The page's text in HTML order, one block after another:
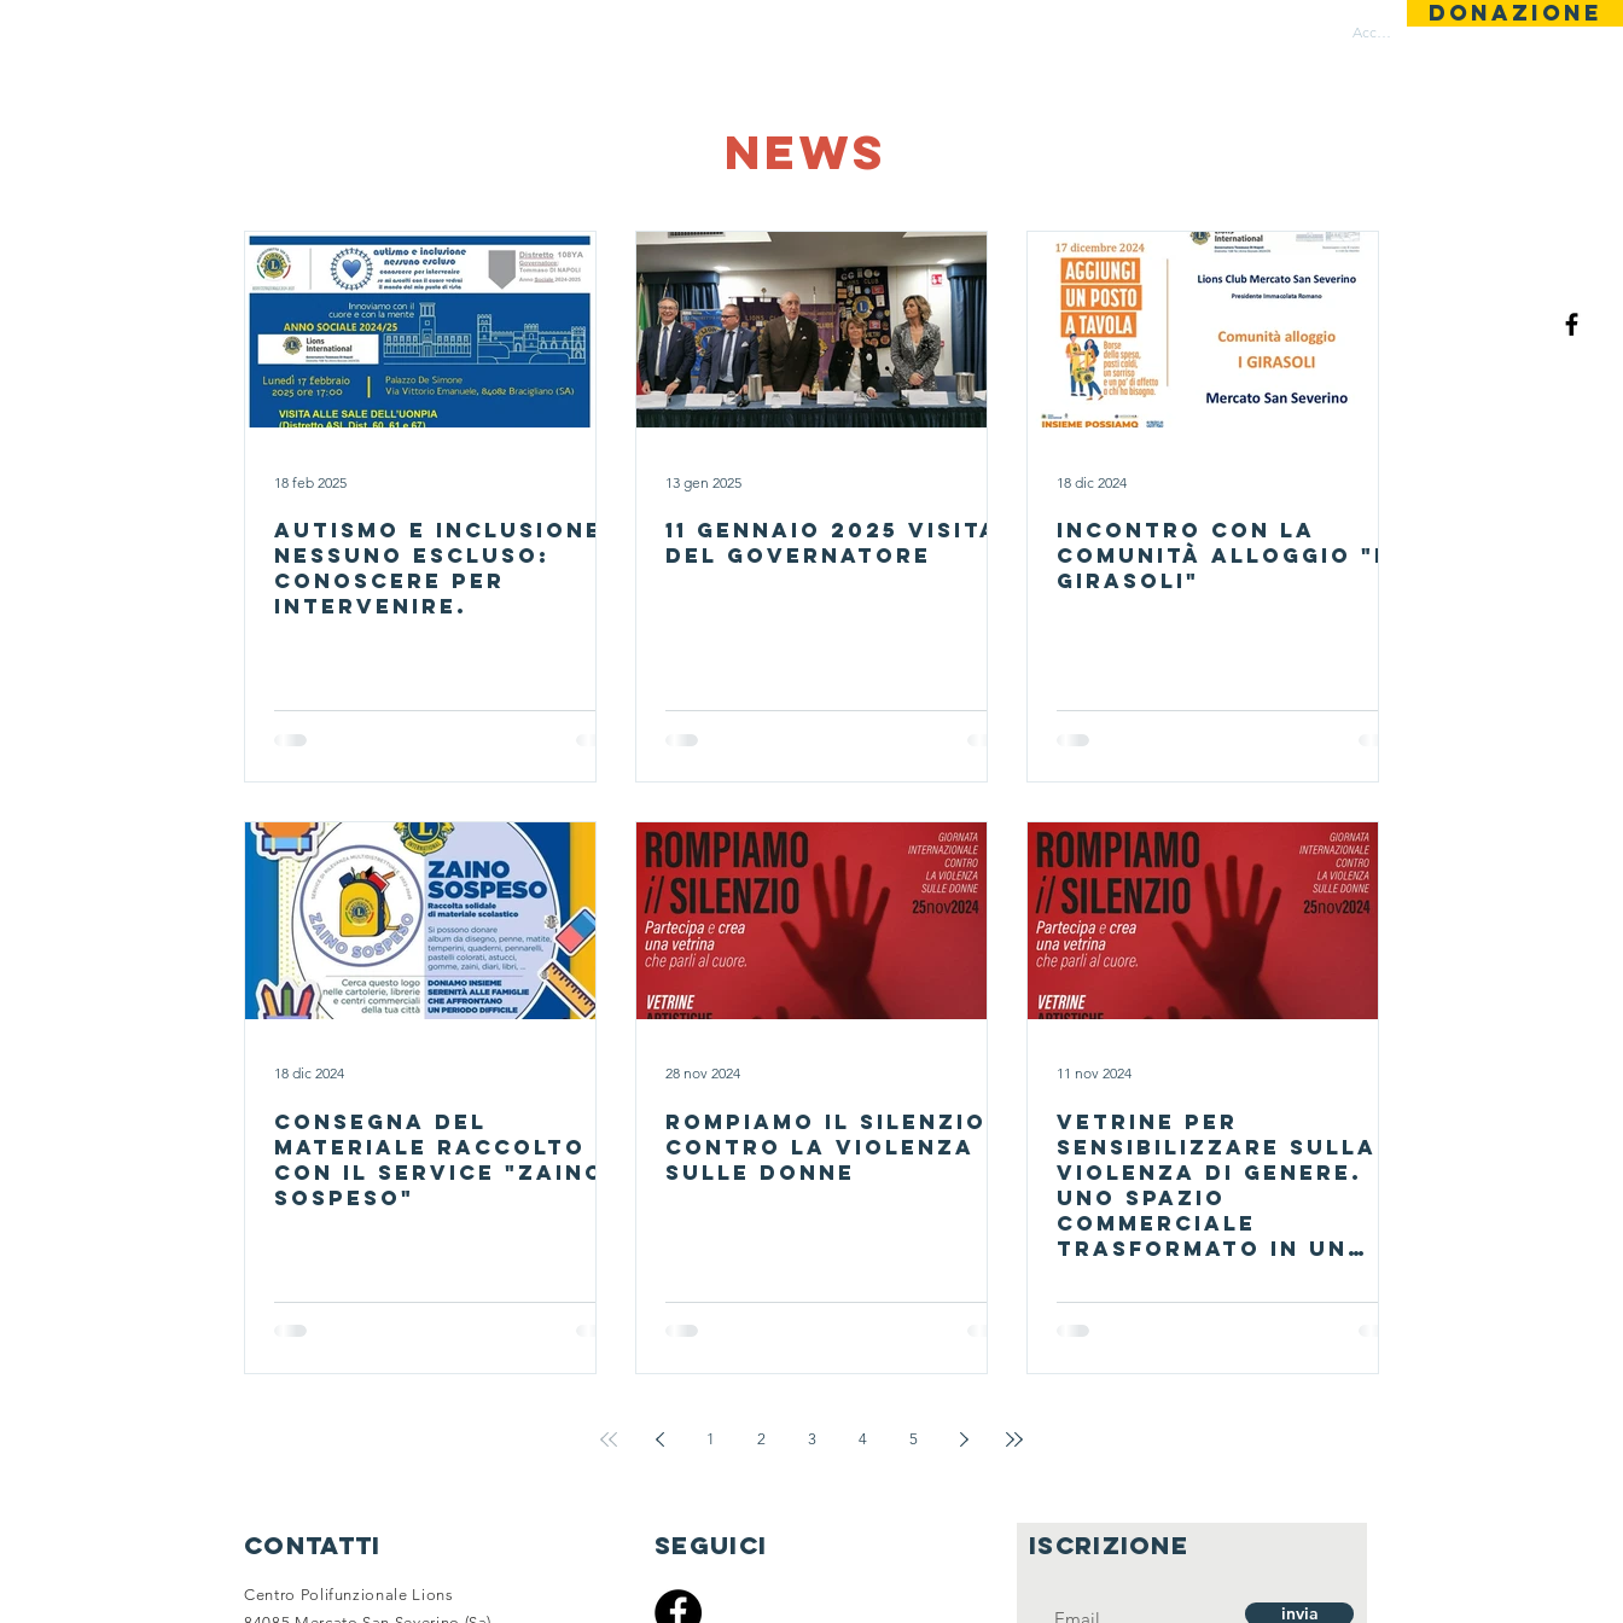
DONAZIONE
Accedi
Autismo e inclusione
nessuno escluso:
conoscere per
intervenire.
18 feb 2025
11 Gennaio 2025 Visita
del Governatore
13 gen 2025
Incontro con la
Comunità alloggio "I
Girasoli"
18 dic 2024
Consegna del
materiale raccolto
con il Service "Zaino
Sospeso"
18 dic 2024
ROMPIAMO IL SILENZIO"
contro la violenza
sulle donne
28 nov 2024
Vetrine per
sensibilizzare sulla
violenza di genere.
Uno spazio
commerciale
trasformato in un
denuncia
11 nov 2024
1 2 3 4 5
NEWS
contatti
Centro Polifunzionale Lions
seguici iscrizione
invia